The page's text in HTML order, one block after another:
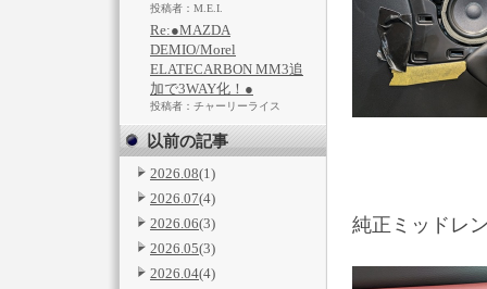
投稿者：M.E.I.
Re:●MAZDA
DEMIO/Morel
ELATECARBON MM3追
加で3WAY化！●
投稿者：チャーリーライス
以前の記事
2026.08(1)
2026.07(4)
2026.06(3)
2026.05(3)
2026.04(4)
純正ミッドレ